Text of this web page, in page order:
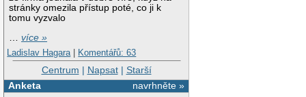
stránky omezila přístup poté, co ji k
tomu vyzvalo
…více »
Ladislav Hagara | Komentářů: 63
Centrum | Napsat| Starší
navrhněte »
Anketa